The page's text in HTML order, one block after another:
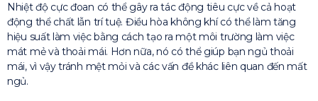
Nhiệt độ cực đoan có thể gây ra tác động tiêu cực về cả hoạt
động thể chất lẫn trí tuệ. Điều hòa không khí có thể làm tăng
hiệu suất làm việc bằng cách tạo ra một môi trường làm việc
mát mẻ và thoải mái. Hơn nữa, nó có thể giúp bạn ngủ thoải
mái, vì vậy tránh mệt mỏi và các vấn đề khác liên quan đến mất
ngủ.